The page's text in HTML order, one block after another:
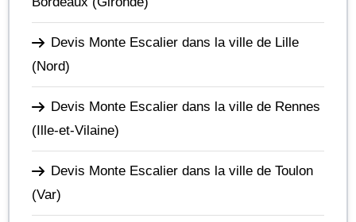
Devis Monte Escalier dans la ville de Lille
(Nord)
Devis Monte Escalier dans la ville de Rennes
(Ille-et-Vilaine)
Devis Monte Escalier dans la ville de Toulon
(Var)